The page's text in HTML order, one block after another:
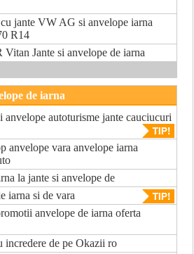
jante VW AG si anvelope iarna
R14
Jante si anvelope de iarna
de iarna
anvelope autoturisme jante cauciucuri
anvelope vara anvelope iarna
la jante si anvelope de
iarna si de vara
anvelope de iarna oferta
incredere de pe Okazii ro